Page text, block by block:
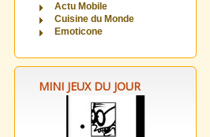
Actu Mobile
Cuisine du Monde
Emoticone
MINI JEUX DU JOUR